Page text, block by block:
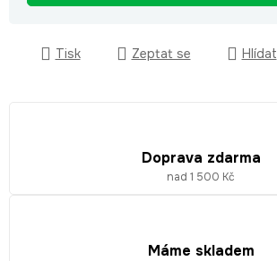
Tisk Zeptat se Hlídat
Doprava zdarma
nad 1 500 Kč
Máme skladem